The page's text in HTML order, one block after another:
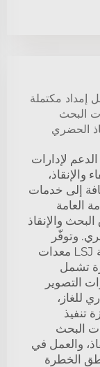
إمداد مكتملة
البحث
الحضري
لإدارات
والإنقاذ،
إلى خدمات
العامة
والإنقاذ
وتوفّر
شركة LSJ معدات
تشمل
التصوير
للغاز،
تنفيذ
البحث
والعمل في
الخطرة